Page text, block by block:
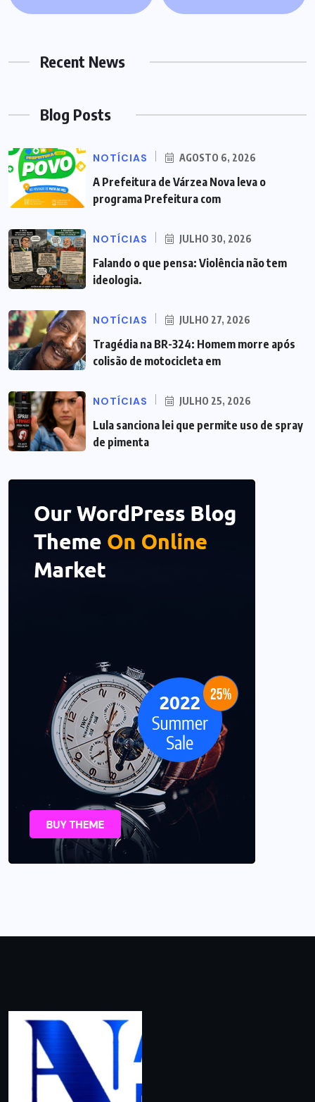
Recent News
Blog Posts
NOTÍCIAS AGOSTO 6, 2026
A Prefeitura de Várzea Nova leva o
programa Prefeitura com
NOTÍCIAS JULHO 30, 2026
Falando o que pensa: Violência não tem
ideologia.
NOTÍCIAS JULHO 27, 2026
Tragédia na BR-324: Homem morre após
colisão de motocicleta em
NOTÍCIAS JULHO 25, 2026
Lula sanciona lei que permite uso de spray
de pimenta